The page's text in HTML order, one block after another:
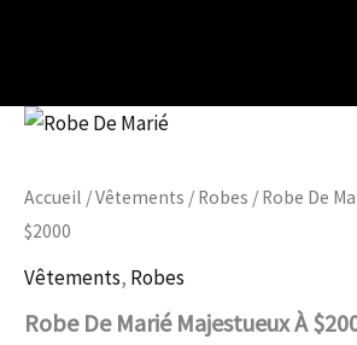
Accueil /Vêtements / Robes / Robe De
$2000
Vêtements, Robes
Robe De Marié Majestueux À
Quantité
De
Majestueux
$2000
$2000